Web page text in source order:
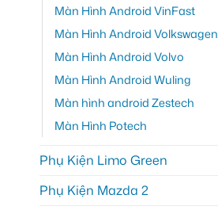
Màn Hình Android VinFast
Màn Hình Android Volkswagen
Màn Hình Android Volvo
Màn Hình Android Wuling
Màn hình android Zestech
Màn Hình Potech
Phụ Kiện Limo Green
Phụ Kiện Mazda 2